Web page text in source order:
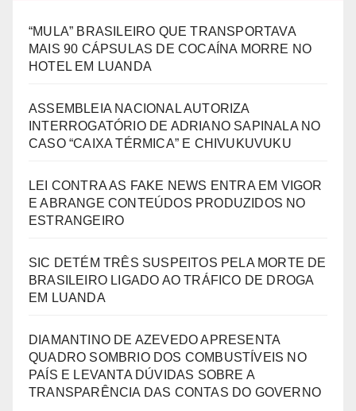
“MULA” BRASILEIRO QUE TRANSPORTAVA
MAIS 90 CÁPSULAS DE COCAÍNA MORRE NO
HOTEL EM LUANDA
ASSEMBLEIA NACIONAL AUTORIZA
INTERROGATÓRIO DE ADRIANO SAPINALA NO
CASO “CAIXA TÉRMICA” E CHIVUKUVUKU
LEI CONTRA AS FAKE NEWS ENTRA EM VIGOR
E ABRANGE CONTEÚDOS PRODUZIDOS NO
ESTRANGEIRO
SIC DETÉM TRÊS SUSPEITOS PELA MORTE DE
BRASILEIRO LIGADO AO TRÁFICO DE DROGA
EM LUANDA
DIAMANTINO DE AZEVEDO APRESENTA
QUADRO SOMBRIO DOS COMBUSTÍVEIS NO
PAÍS E LEVANTA DÚVIDAS SOBRE A
TRANSPARÊNCIA DAS CONTAS DO GOVERNO